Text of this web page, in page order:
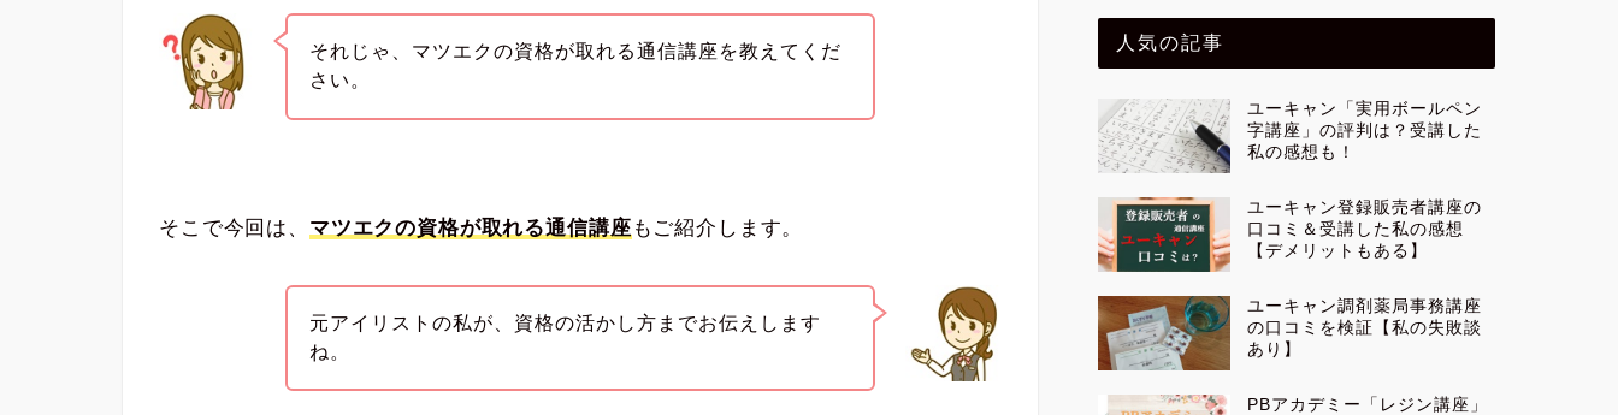
それじゃ、マツエクの資格が取れる通信講座を教えてくだ
さい。
そこで今回は、 マツエクの資格が取れる通信講座 もご紹介します。
元アイリストの私が、資格の活かし方までお伝えします
ね。
人気の記事
ユーキャン「実用ボールペン
字講座」の評判は？受講した
私の感想も！
ユーキャン登録販売者講座の
口コミ＆受講した私の感想
【デメリットもある】
ユーキャン調剤薬局事務講座
の口コミを検証【私の失敗談
あり】
PBアカデミー「レジン講座」